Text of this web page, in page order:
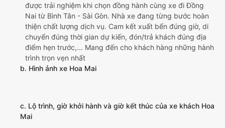
được trải nghiệm khi chọn đồng hành cùng xe đi Đồng
Nai từ Bình Tân - Sài Gòn. Nhà xe đang từng bước hoàn
thiện chất lượng dịch vụ. Cam kết xuất bến đúng giờ, di
chuyển đúng thời gian dự kiến, đón/trả khách đúng địa
điểm hẹn trước,... Mang đến cho khách hàng những hành
trình trọn vẹn nhất
b. Hình ảnh xe Hoa Mai
c. Lộ trình, giờ khởi hành và giờ kết thúc của xe khách Hoa
Mai